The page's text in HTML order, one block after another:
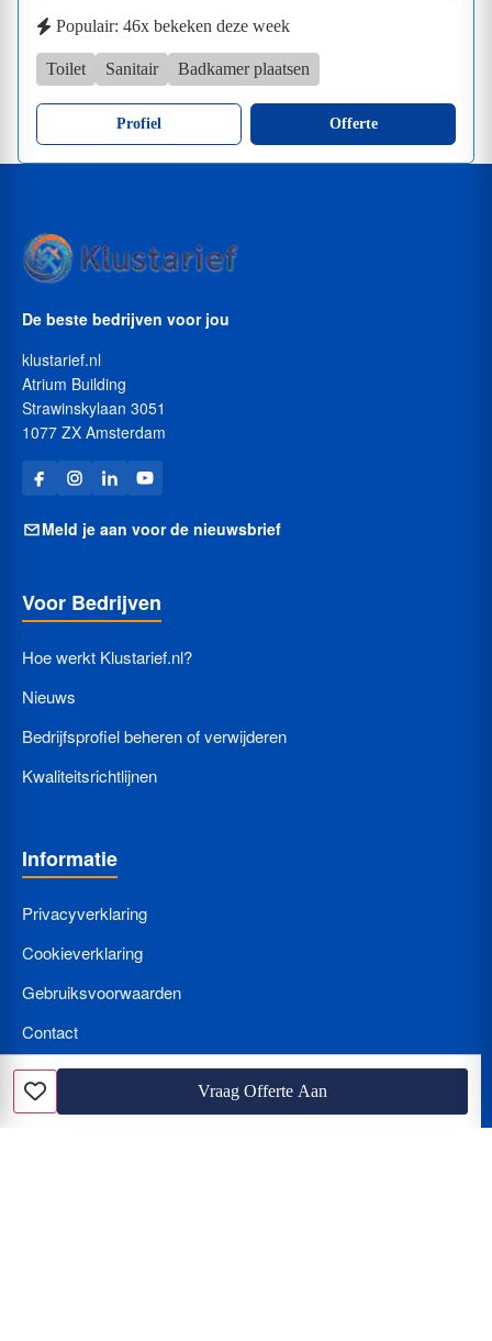
Populair: 46x bekeken deze week
Toilet Sanitair Badkamer plaatsen
Profiel Offerte
Favoriet
Vraag Offerte Aan
De beste bedrijven voor jou
klustarief.nl
Atrium Building
Strawinskylaan 3051
1077 ZX Amsterdam
Meld je aan voor de nieuwsbrief
Voor Bedrijven
Hoe werkt Klustarief.nl?
Nieuws
Bedrijfsprofiel beheren of verwijderen
Kwaliteitsrichtlijnen
Informatie
Privacyverklaring
Cookieverklaring
Gebruiksvoorwaarden
Contact
Bedrijf Aanmelden